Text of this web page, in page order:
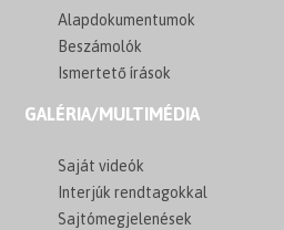
Alapdokumentumok
Beszámolók
Ismertető írások
GALÉRIA/MULTIMÉDIA
Saját videók
Interjúk rendtagokkal
Sajtómegjelenések